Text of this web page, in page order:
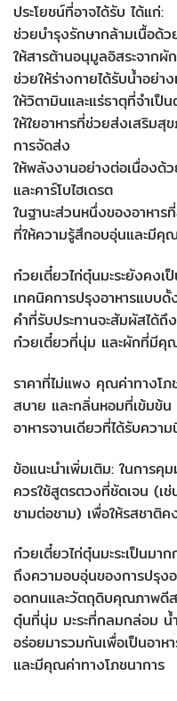
ประโยชน์ที่อาจได้รับ ได้แก่:
ช่วยบำรุงรักษากล้ามเนื้อด้
ให้สารต้านอนุมูลอิสระจากผั
ช่วยให้ร่างกายได้รับน้ำอย่า
ให้วิตามินและแร่ธาตุที่จำเป็
ให้ใยอาหารที่ช่วยส่งเสริมสุ
การจัดส่ง
ให้พลังงานอย่างต่อเนื่องด้
และคาร์โบไฮเดรต
ในฐานะส่วนหนึ่งของอาหา
ที่ให้ความรู้สึกอบอุ่นและมีคุ
ก๋วยเตี๋ยวไก่ตุ๋นมะระยังคงเ
เทคนิคการปรุงอาหารแบบ
คำที่รับประทานจะสัมผัสได้
ก๋วยเตี๋ยวที่นุ่ม และผักที่มีคุ
ราคาที่ไม่แพง คุณค่าทางโ
สบาย และกลิ่นหอมที่เข้มข้น
อาหารจานเดียวที่ได้รับควา
ข้อแนะนำเพิ่มเติม: ในการคุ
ควรใช้สูตรตวงที่ชัดเจน (เ
ชามต่อชาม) เพื่อให้รสชาติ
ก๋วยเตี๋ยวไก่ตุ๋นมะระเป็นม
ถึงความอบอุ่นของการปรุง
อดทนและวัตถุดิบคุณภาพดีส
ตุ๋นที่นุ่ม มะระที่กลมกล่อม น้
อร่อยมารวมกันเพื่อเป็นอา
และมีคุณค่าทางโภชนาการ